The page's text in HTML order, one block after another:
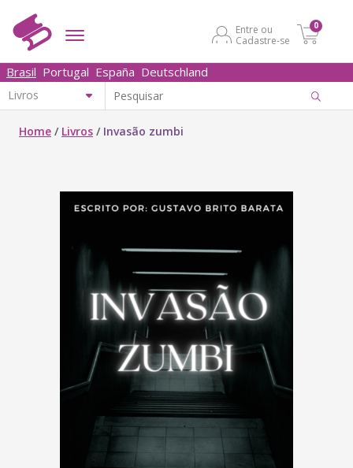
Entre ou
Cadastre-se
0
Brasil Portugal España Deutschland
Home / Livros / Invasão zumbi